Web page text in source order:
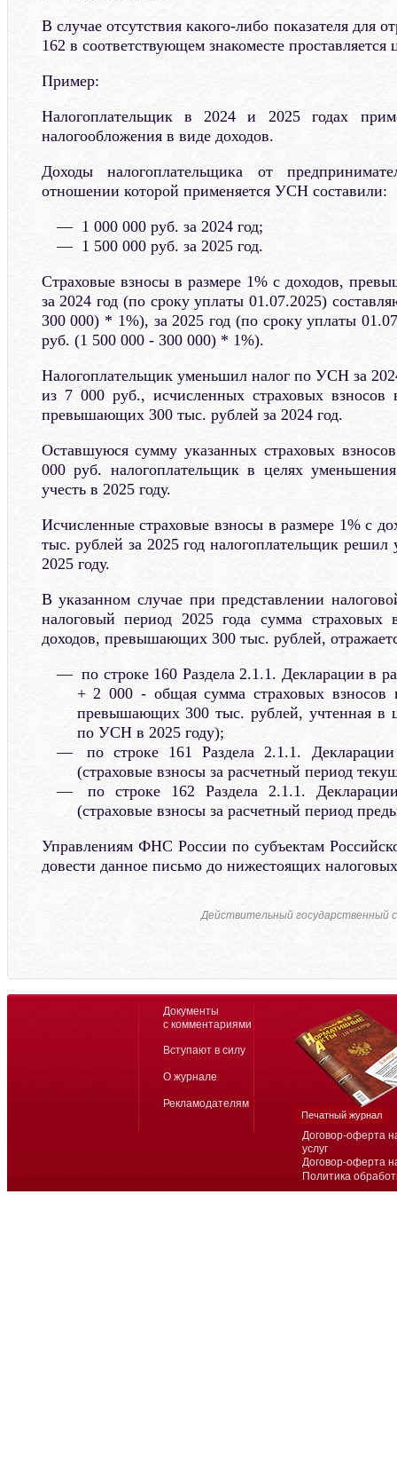
В случае отсутствия какого-либо показателя для
162 в соответствующем знакоместе проставляется
Пример:
Налогоплательщик в 2024 и 2025 годах
налогообложения в виде доходов.
Доходы налогоплательщика от
отношении которой применяется УСН составили:
1 000 000 руб. за 2024 год;
1 500 000 руб. за 2025 год.
Страховые взносы в размере 1% с доходов,
за 2024 год (по сроку уплаты 01.07.2025)
300 000) * 1%), за 2025 год (по сроку уплаты
руб. (1 500 000 - 300 000) * 1%).
Налогоплательщик уменьшил налог по УСН за
из 7 000 руб., исчисленных страховых взносов
превышающих 300 тыс. рублей за 2024 год.
Оставшуюся сумму указанных страховых
000 руб. налогоплательщик в целях
учесть в 2025 году.
Исчисленные страховые взносы в размере 1% с
тыс. рублей за 2025 год налогоплательщик решил
2025 году.
В указанном случае при представлении
налоговый период 2025 года сумма страховых
доходов, превышающих 300 тыс. рублей,
по строке 160 Раздела 2.1.1. Декларации в
+ 2 000 - общая сумма страховых взносов
превышающих 300 тыс. рублей, учтенная в
по УСН в 2025 году);
по строке 161 Раздела 2.1.1.
(страховые взносы за расчетный период
по строке 162 Раздела 2.1.1.
(страховые взносы за расчетный период
Управлениям ФНС России по субъектам
довести данное письмо до нижестоящих
Действительный государственный
Договор-оферта
услуг
Договор-оферта
Политика
Документы
с комментариями
Вступают в силу
О журнале
Рекламодателям
Печатный журнал